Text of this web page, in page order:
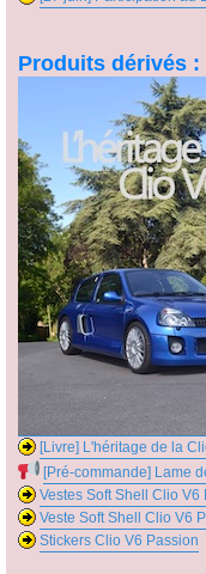
Produits dérivés :
[Livre] L'héritage de la
[Pré-commande] Lame
Vestes Soft Shell Clio V6
Veste Soft Shell Clio V6
Stickers Clio V6 Passion